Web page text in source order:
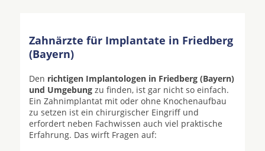
Zahnärzte für Implantate in Friedberg
(Bayern)
Den richtigen Implantologen in Friedberg (Bayern)
und Umgebung zu finden, ist gar nicht so einfach.
Ein Zahnimplantat mit oder ohne Knochenaufbau
zu setzen ist ein chirurgischer Eingriff und
erfordert neben Fachwissen auch viel praktische
Erfahrung. Das wirft Fragen auf: